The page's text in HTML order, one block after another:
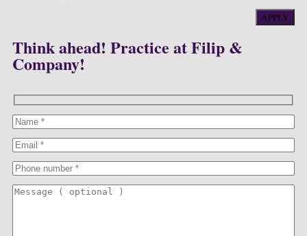
Think ahead! Practice at Filip &
Company!